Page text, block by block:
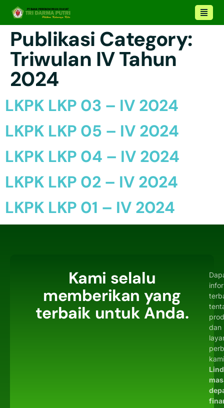
Publikasi Category:
Triwulan IV Tahun
2024
LKPK LKP 03 – IV 2024
LKPK LKP 05 – IV 2024
LKPK LKP 04 – IV 2024
LKPK LKP 02 – IV 2024
LKPK LKP 01 – IV 2024
Kami selalu
memberikan yang
terbaik untuk Anda.
dan